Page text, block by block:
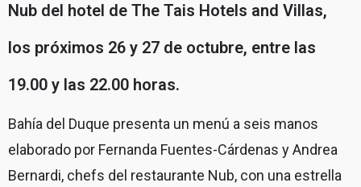
Nub del hotel de The Tais Hotels and Villas,
los próximos 26 y 27 de octubre, entre las
19.00 y las 22.00 horas.
Bahía del Duque presenta un menú a seis manos
elaborado por Fernanda Fuentes-Cárdenas y Andrea
Bernardi, chefs del restaurante Nub, con una estrella